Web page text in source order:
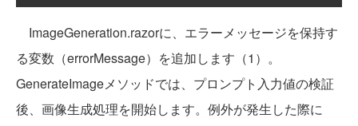
ImageGeneration.razorに、エラーメッセージを保持す
る変数（errorMessage）を追加します（1）。
GenerateImageメソッドでは、プロンプト入力値の検証
後、画像生成処理を開始します。例外が発生した際に